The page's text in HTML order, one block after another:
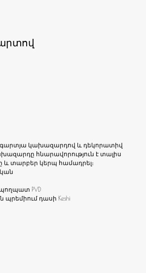
կախազարդով և դեկորատիվ
հնարավորություն է տալիս
և տարբեր կերպ համադրել։
PVD
դասի Keshi